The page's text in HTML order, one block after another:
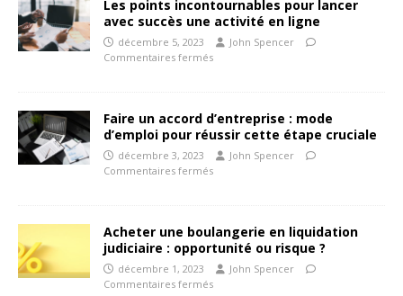
Les points incontournables pour lancer
avec succès une activité en ligne
décembre 5, 2023
John Spencer
Commentaires fermés
Faire un accord d’entreprise : mode
d’emploi pour réussir cette étape cruciale
décembre 3, 2023
John Spencer
Commentaires fermés
Acheter une boulangerie en liquidation
judiciaire : opportunité ou risque ?
décembre 1, 2023
John Spencer
Commentaires fermés